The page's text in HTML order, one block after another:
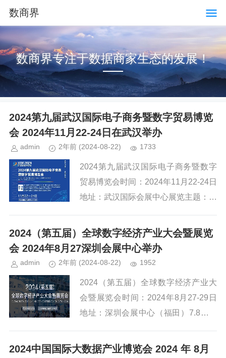
数商界
数商界专注于数据商家生态的发展！
2024第九届武汉国际电子商务暨数字贸易博览
会 2024年11月22-24日在武汉举办
admin 2年前 (2024-08-22) 1733
2024第九届武汉国际电子商务暨数字
贸易博览会时间：2024年11月22-24日
地址：武汉国际会展中心展览主题：数
ebe.com/2024第九届武汉国...
2024（第五届）全球数字经济产业大会暨展览
会 2024年8月27深圳会展中心举办
admin 2年前 (2024-08-22) 1952
2024（第五届）全球数字经济产业大
会暨展览会时间：2024年8月27-29日
地址：深圳会展中心（福田）7.8号馆
ttps://www.gdecexpo.com/i...
2024中国国际大数据产业博览会 2024 年 8月